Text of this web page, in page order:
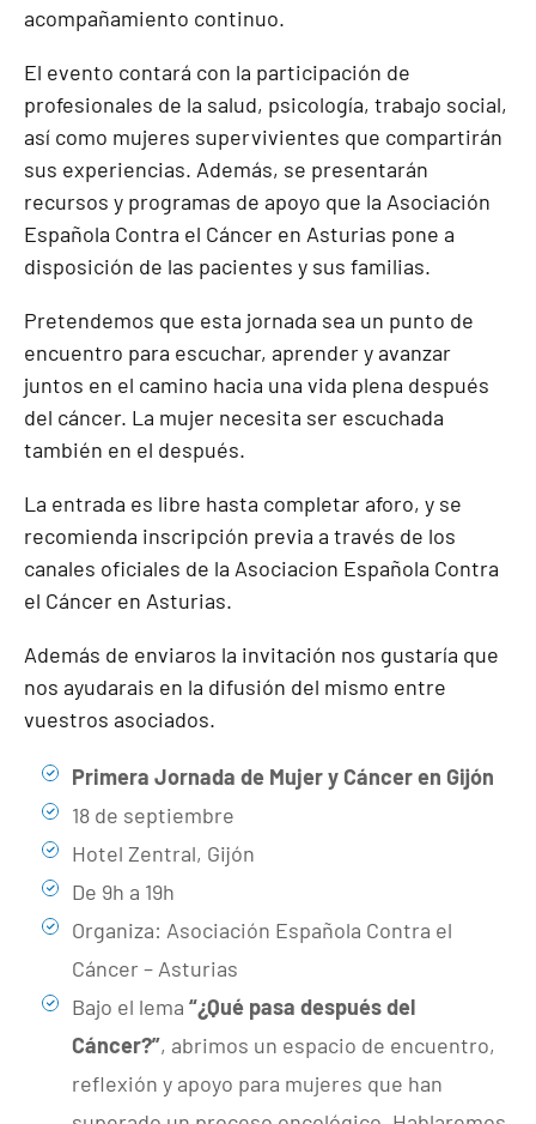
acompañamiento continuo.
El evento contará con la participación de
profesionales de la salud, psicología, trabajo social,
así como mujeres supervivientes que compartirán
sus experiencias. Además, se presentarán
recursos y programas de apoyo que la Asociación
Española Contra el Cáncer en Asturias pone a
disposición de las pacientes y sus familias.
Pretendemos que esta jornada sea un punto de
encuentro para escuchar, aprender y avanzar
juntos en el camino hacia una vida plena después
del cáncer. La mujer necesita ser escuchada
también en el después.
La entrada es libre hasta completar aforo, y se
recomienda inscripción previa a través de los
canales oficiales de la Asociacion Española Contra
el Cáncer en Asturias.
Además de enviaros la invitación nos gustaría que
nos ayudarais en la difusión del mismo entre
vuestros asociados.
Primera Jornada de Mujer y Cáncer en Gijón
18 de septiembre
Hotel Zentral, Gijón
De 9h a 19h
Organiza: Asociación Española Contra el
Cáncer – Asturias
Bajo el lema “¿Qué pasa después del
Cáncer?”, abrimos un espacio de encuentro,
reflexión y apoyo para mujeres que han